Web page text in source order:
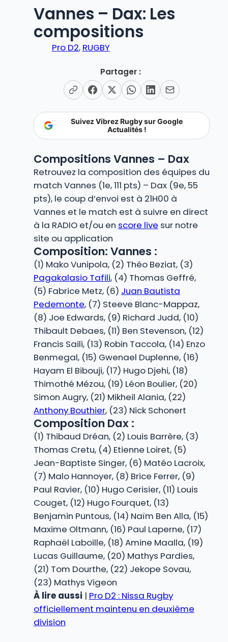
Vannes – Dax: Les
compositions
Pro D2, RUGBY
Partager :
Suivez Vibrez Rugby sur Google
Actualités !
Compositions Vannes – Dax
Retrouvez la composition des équipes du
match Vannes (1e, 111 pts) – Dax (9e, 55
pts), le coup d’envoi est à 21H00 à
Vannes et le match est à suivre en direct
à la RADIO et/ou en score live sur notre
site ou application
Composition: Vannes :
(1) Mako Vunipola, (2) Théo Beziat, (3)
Pagakalasio Tafili, (4) Thomas Geffré,
(5) Fabrice Metz, (6) Juan Bautista
Pedemonte, (7) Steeve Blanc-Mappaz,
(8) Joe Edwards, (9) Richard Judd, (10)
Thibault Debaes, (11) Ben Stevenson, (12)
Francis Saili, (13) Robin Taccola, (14) Enzo
Benmegal, (15) Gwenael Duplenne, (16)
Hayam El Bibouji, (17) Hugo Djehi, (18)
Thimothé Mézou, (19) Léon Boulier, (20)
Simon Augry, (21) Mikheil Alania, (22)
Anthony Bouthier, (23) Nick Schonert
Composition Dax :
(1) Thibaud Dréan, (2) Louis Barrère, (3)
Thomas Cretu, (4) Etienne Loiret, (5)
Jean-Baptiste Singer, (6) Matéo Lacroix,
(7) Malo Hannoyer, (8) Brice Ferrer, (9)
Paul Ravier, (10) Hugo Cerisier, (11) Louis
Couget, (12) Hugo Fourquet, (13)
Benjamin Puntous, (14) Naïm Ben Alla, (15)
Maxime Oltmann, (16) Paul Laperne, (17)
Raphaël Laboille, (18) Amine Maalla, (19)
Lucas Guillaume, (20) Mathys Pardies,
(21) Tom Dourthe, (22) Jekope Sovau,
(23) Mathys Vigeon
À lire aussi | Pro D2 : Nissa Rugby
officiellement maintenu en deuxième
division